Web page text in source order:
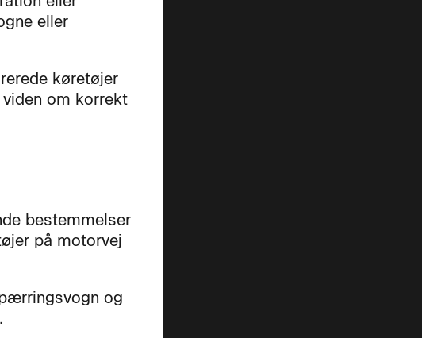
eller
køretøjer
om korrekt
bestemmelser
på motorvej
og